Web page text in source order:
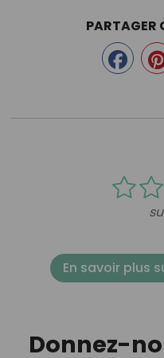
PARTAGER
En savoir plus
Donnez-